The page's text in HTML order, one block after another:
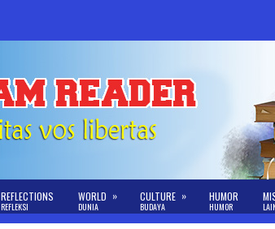
REFLECTIONS
REFLEKSI
WORLD
DUNIA
» CULTURE
BUDAYA
» HUMOR
HUMOR